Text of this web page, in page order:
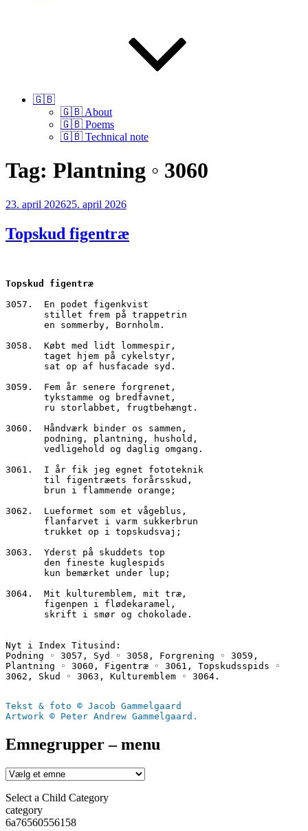
🇬🇧
🇬🇧 About
🇬🇧 Poems
🇬🇧 Technical note
Tag: Plantning ◦ 3060
Udgivet
23. april 202625. april 2026
Topskud figentræ
Topskud figentræ
3057.  En podet figenkvist
       stillet frem på trappetrin
       en sommerby, Bornholm.
3058.  Købt med lidt lommespir,
       taget hjem på cykelstyr,
       sat op af husfacade syd.
3059.  Fem år senere forgrenet,
       tykstamme og bredfavnet,
       ru storlabbet, frugtbehængt.
3060.  Håndværk binder os sammen,
       podning, plantning, hushold,
       vedligehold og daglig omgang.
3061.  I år fik jeg egnet fototeknik
       til figentræets forårsskud,
       brun i flammende orange;
3062.  Lueformet som et vågeblus,
       flanfarvet i varm sukkerbrun
       trukket op i topskudsvaj;
3063.  Yderst på skuddets top
       den fineste kuglespids
       kun bemærket under lup;
3064.  Mit kulturemblem, mit træ,
       figenpen i flødekaramel,
       skrift i smør og chokolade.
Nyt i Index Titusind:
Podning ◦ 3057, Syd ◦ 3058, Forgrening ◦ 3059,
Plantning ◦ 3060, Figentræ ◦ 3061, Topskudsspids ◦
3062, Skud ◦ 3063, Kulturemblem ◦ 3064.
Tekst & foto © Jacob Gammelgaard
Artwork © Peter Andrew Gammelgaard.
Emnegrupper – menu
Select a Child Category
category
6a76560556158